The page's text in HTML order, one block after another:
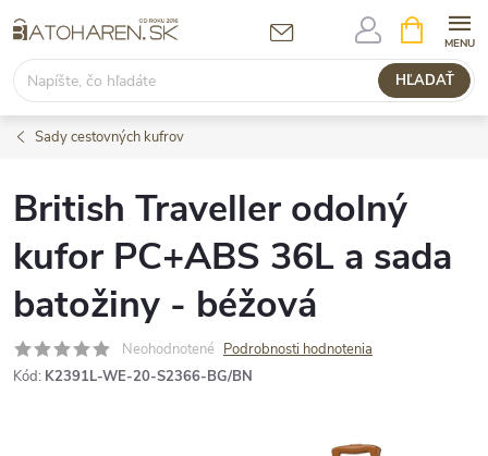
na
obsah
HĽADAŤ
KOŠÍK
Sady cestovných kufrov
British Traveller odolný
kufor PC+ABS 36L a sada
batožiny - béžová
Neohodnotené Podrobnosti hodnotenia
Kód: K2391L-WE-20-S2366-BG/BN